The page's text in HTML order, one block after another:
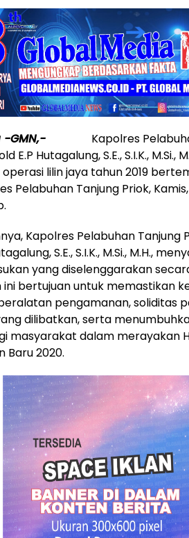
GMN,-
Kapolres
E.P Hutagalung, S.E., S.I.K.,
lilin jaya tahun 2019
Pelabuhan Tanjung Priok,
Kapolres Pelabuhan Tanjung
S.E., S.I.K., M.Si., M.H.,
yang diselenggarakan
ini bertujuan untuk memastikan
pengamanan, soliditas
dilibatkan, serta
masyarakat dalam merayakan
Baru 2020.